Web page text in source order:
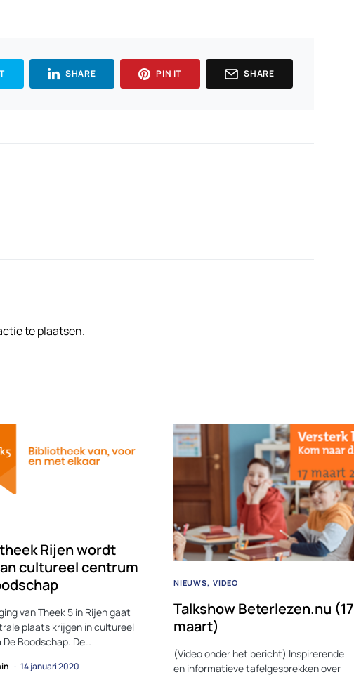
SHARE PIN IT SHARE
te plaatsen.
Rijen wordt
cultureel centrum
van Theek 5 in Rijen gaat
plaats krijgen in cultureel
Boodschap. De…
14 januari 2020
NIEUWS VIDEO
Talkshow Beterlezen.nu (17
maart)
(Video onder het bericht) Inspirerende
en informatieve tafelgesprekken over